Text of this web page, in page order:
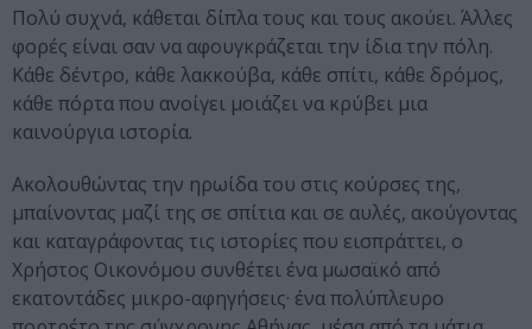
Πολύ συχνά, κάθεται δίπλα τους και τους ακούει. Άλλες
φορές είναι σαν να αφουγκράζεται την ίδια την πόλη.
Κάθε δέντρο, κάθε λακκούβα, κάθε σπίτι, κάθε δρόμος,
κάθε πόρτα που ανοίγει μοιάζει να κρύβει μια
καινούργια ιστορία.
Ακολουθώντας την ηρωίδα του στις κούρσες της,
μπαίνοντας μαζί της σε σπίτια και σε αυλές, ακούγοντας
και καταγράφοντας τις ιστορίες που εισπράττει, ο
Χρήστος Οικονόμου συνθέτει ένα μωσαϊκό από
εκατοντάδες μικρο-αφηγήσεις· ένα πολύπλευρο